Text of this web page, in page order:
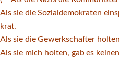
Als sie die Sozi­al­de­mo­kra­ten
krat.
Als sie die Gewerk­schaf­ter
Als sie mich hol­ten, gab es